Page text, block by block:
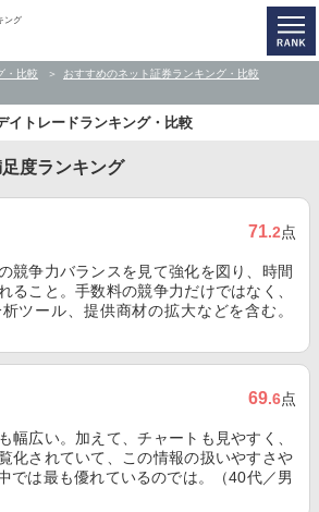
ング
・比較
おすすめのネット証券ランキング・比較
イトレードランキング・比較
度ランキング
71.2点
競争力バランスを見て強化を図り、時間
ること。手数料の競争力だけではなく、
ツール、提供商材の拡大などを含む。
69.6点
幅広い。加えて、チャートも見やすく、
化されていて、この情報の扱いやすさや
では最も優れているのでは。（40代／男